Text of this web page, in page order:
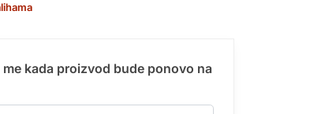
kada proizvod bude ponovo na